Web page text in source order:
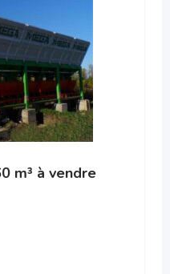
à Béton Mobile de